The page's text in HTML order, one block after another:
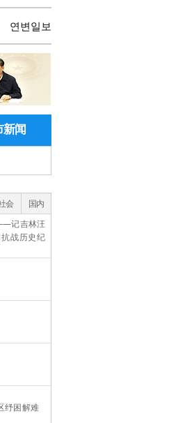
연변일보
新闻
会
国内
记吉林汪
战历史纪
纾困解难